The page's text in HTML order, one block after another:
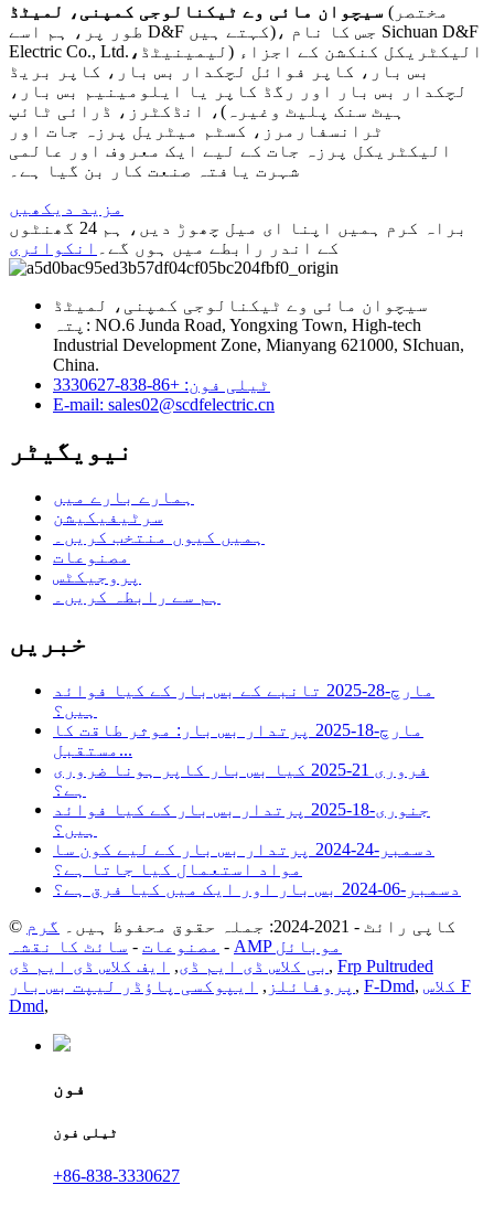
سیچوان مائی وے ٹیکنالوجی کمپنی، لمیٹڈ
(مختصر
طور پر، ہم اسے D&F کہتے ہیں)، جس کا نام Sichuan D&F
Electric Co., Ltd. ، الیکٹریکل کنکشن کے اجزاء (لیمینیٹڈ
بس بار، کاپر فوائل لچکدار بس بار، کاپر بریڈ
لچکدار بس بار اور رگڈ کاپر یا ایلومینیم بس بار،
ہیٹ سنک پلیٹ وغیرہ)، انڈکٹرز، ڈرائی ٹائپ
ٹرانسفارمرز، کسٹم میٹریل پرزہ جات اور
الیکٹریکل پرزہ جات کے لیے ایک معروف اور عالمی
شہرت یافتہ صنعت کار بن گیا ہے۔
مزید دیکھیں
براہ کرم ہمیں اپنا ای میل چھوڑ دیں، ہم 24 گھنٹوں
کے اندر رابطے میں ہوں گے۔
انکوائری
سیچوان مائی وے ٹیکنالوجی کمپنی، لمیٹڈ
پتہ: NO.6 Junda Road, Yongxing Town, High-tech
Industrial Development Zone, Mianyang 621000, SIchuan,
China.
ٹیلی فون: +86-838-3330627
E-mail: sales02@scdfelectric.cn
نیویگیٹر
ہمارے بارے میں
سرٹیفیکیشن
ہمیں کیوں منتخب کریں۔
مصنوعات
پروجیکٹس
ہم سے رابطہ کریں۔
خبریں
مارچ-28-2025
تانبے کے بس بار کے کیا فوائد
ہیں؟
مارچ-18-2025
پرتدار بس بار: موثر طاقت کا
مستقبل...
فروری 21-2025
کیا بس بار کاپر ہونا ضروری
ہے؟
جنوری-18-2025
پرتدار بس بار کے کیا فوائد
ہیں؟
دسمبر-24-2024
پرتدار بس بار کے لیے کون سا
مواد استعمال کیا جاتا ہے؟
دسمبر-06-2024
بس بار اور ایک میں کیا فرق ہے؟
© کاپی رائٹ - 2021-2024: جملہ حقوق محفوظ ہیں۔
گرم
مصنوعات - سائٹ کا نقشہ -
AMP موبائل
بی کلاس ڈی ایم ڈی, ایف کلاس ڈی ایم ڈی , Frp Pultruded
پروفائلز , ایپوکسی پاؤڈر لیپت بس بار , F-Dmd, کلاس F
Dmd,
فون
ٹیلی فون
+86-838-3330627